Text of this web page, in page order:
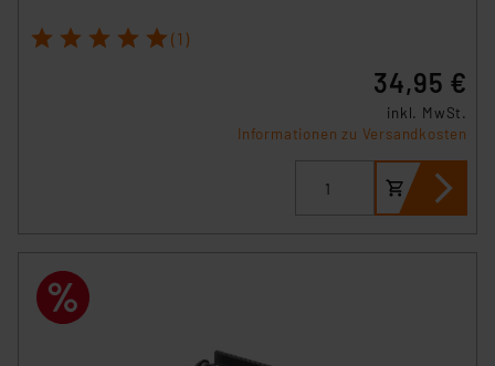
1 2 3 4 5 (1)
34,95 €
inkl. MwSt.
Informationen zu Versandkosten